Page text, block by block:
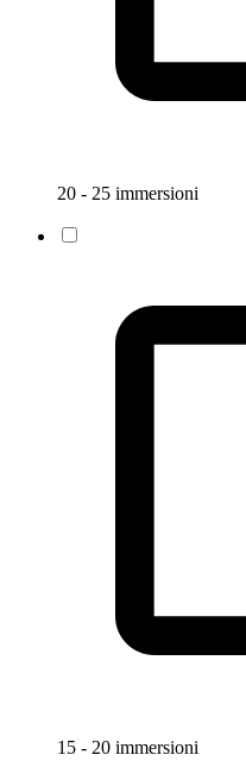
20 - 25 immersioni
15 - 20 immersioni